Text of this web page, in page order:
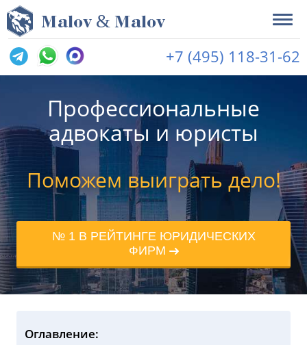
Malov & Malov
+7 (495) 118-31-62
Профессиональные
адвокаты и юристы
Поможем выиграть дело!
№ 1 В РЕЙТИНГЕ ЮРИДИЧЕСКИХ
ФИРМ
Оглавление: